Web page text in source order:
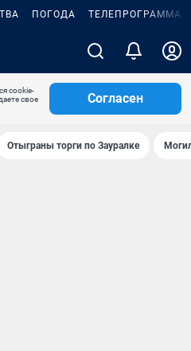
ПОГОДА ТЕЛЕПРОГРАММА
cookie-
свое
Согласен
Отыграны торги по Зауралке